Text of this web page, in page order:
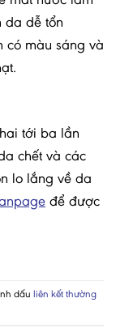
da dễ tổn
có màu sáng và
tới ba lần
chết và các
lo lắng về da
để được
dấu liên kết thường